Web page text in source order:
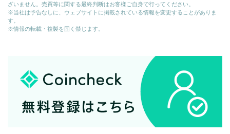
ざいません。売買等に関する最終判断はお客様ご自身で行ってください。
※当社は予告なしに、ウェブサイトに掲載されている情報を変更することがありま
す。
※情報の転載・複製を固く禁じます。